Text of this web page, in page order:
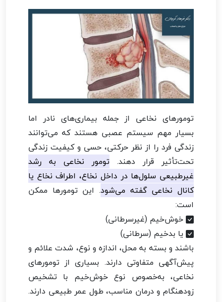
تومورهای نخاعی از جمله بیماری‌های نادر اما
بسیار مهم سیستم عصبی هستند که می‌توانند
زندگی فرد را از نظر حرکتی، حسی و کیفیت زندگی
تحت‌تأثیر قرار دهند. تومور نخاعی به رشد
غیرطبیعی سلول‌ها در داخل نخاع، اطراف نخاع یا
کانال نخاعی گفته می‌شود. این تومورها ممکن
است:
خوش‌خیم (غیرسرطانی)
یا بدخیم (سرطانی)
باشند و بسته به محل، اندازه و نوع، شدت علائم و
پیش‌آگهی متفاوتی دارند. بسیاری از تومورهای
نخاعی، به‌خصوص نوع خوش‌خیم با تشخیص
زودهنگام و درمان مناسب، طول عمر طبیعی دارند.